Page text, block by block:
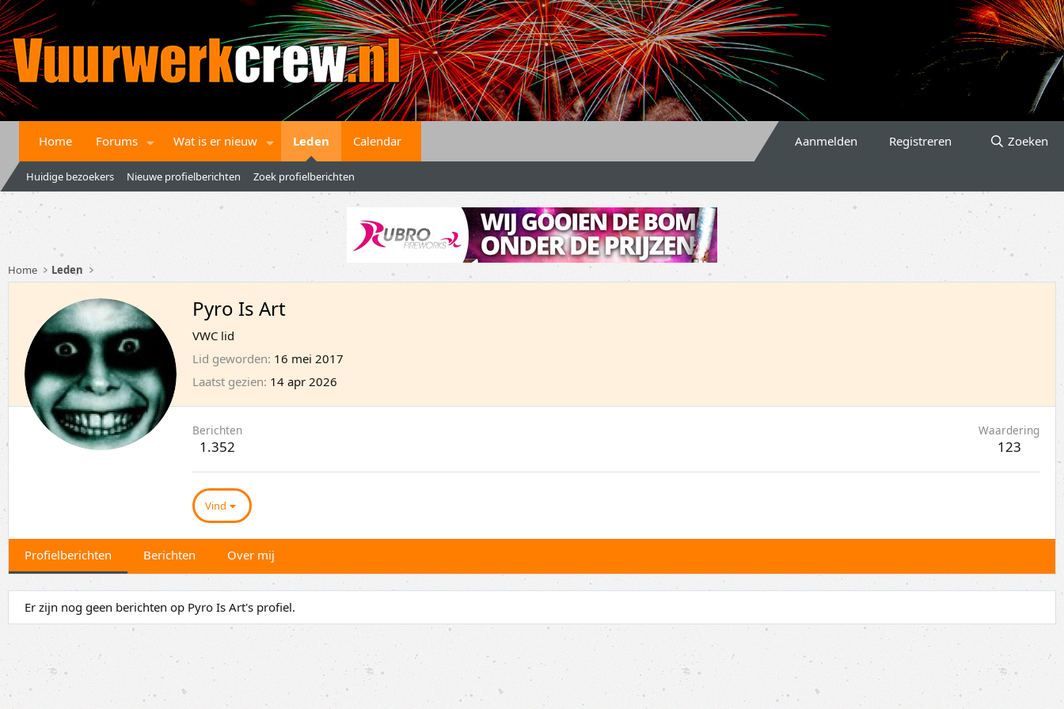
Home Forums Wat is er nieuw Leden Calendar Aanmelden Registreren Zoeken
Huidige bezoekers Nieuwe profielberichten Zoek profielberichten
Home Leden
Pyro Is Art
VWC lid
Lid geworden 16 mei 2017
Laatst gezien 14 apr 2026
Berichten
1.352
Waardering
123
Vind
Profielberichten Berichten Over mij
Er zijn nog geen berichten op Pyro Is Art's profiel.